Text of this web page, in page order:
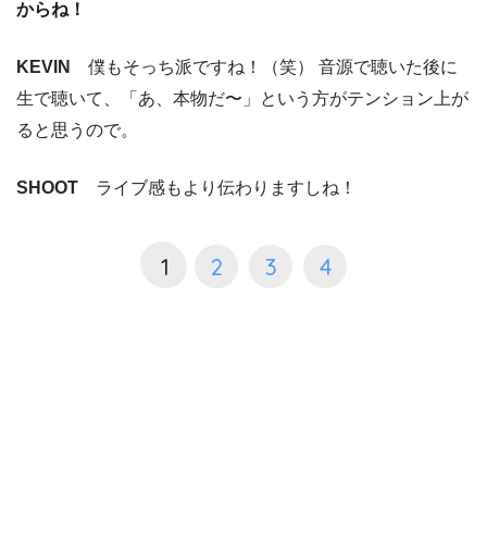
からね！
KEVIN
僕もそっち派ですね！（笑） 音源で聴いた後に
生で聴いて、「あ、本物だ〜」という方がテンション上が
ると思うので。
SHOOT ライブ感もより伝わりますしね！
1 2 3 4